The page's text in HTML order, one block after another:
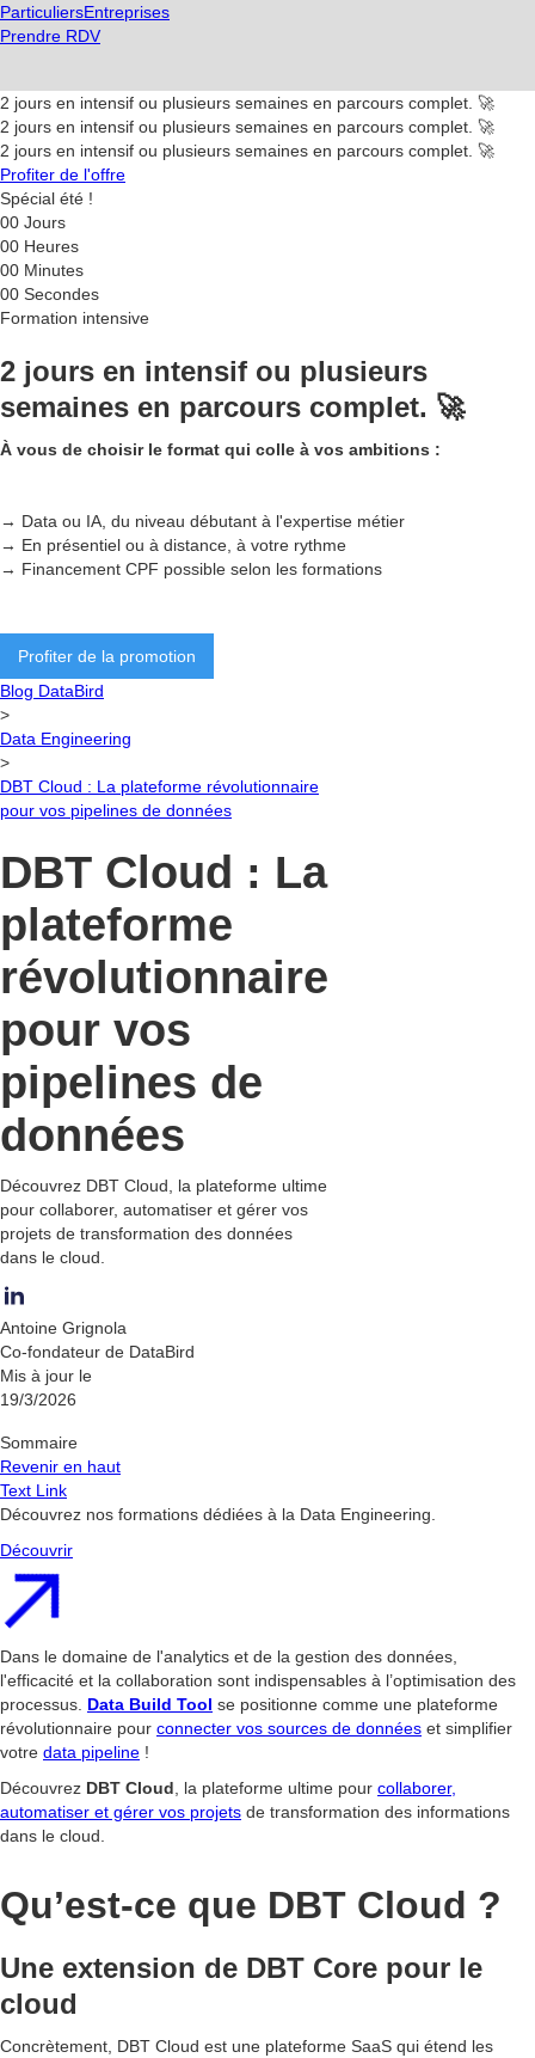
ParticuliersEntreprises
Prendre RDV
2 jours en intensif ou plusieurs semaines en parcours complet. 🚀
2 jours en intensif ou plusieurs semaines en parcours complet. 🚀
2 jours en intensif ou plusieurs semaines en parcours complet. 🚀
Profiter de l'offre
Spécial été !
00 Jours
00 Heures
00 Minutes
00 Secondes
Formation intensive
2 jours en intensif ou plusieurs
semaines en parcours complet. 🚀
À vous de choisir le format qui colle à vos ambitions :
→ Data ou IA, du niveau débutant à l'expertise métier
→ En présentiel ou à distance, à votre rythme
→ Financement CPF possible selon les formations
Profiter de la promotion
Blog DataBird
>
Data Engineering
>
DBT Cloud : La plateforme révolutionnaire
pour vos pipelines de données
DBT Cloud : La
plateforme
révolutionnaire
pour vos
pipelines de
données
Découvrez DBT Cloud, la plateforme ultime
pour collaborer, automatiser et gérer vos
projets de transformation des données
dans le cloud.
Antoine Grignola
Co-fondateur de DataBird
Mis à jour le
19/3/2026
Sommaire
Revenir en haut
Text Link
Découvrez nos formations dédiées à la Data Engineering.
Découvrir
Dans le domaine de l'analytics et de la gestion des données,
l'efficacité et la collaboration sont indispensables à l’optimisation des
processus. Data Build Tool se positionne comme une plateforme
révolutionnaire pour connecter vos sources de données et simplifier
votre data pipeline !
Découvrez DBT Cloud , la plateforme ultime pour collaborer,
automatiser et gérer vos projets de transformation des informations
dans le cloud.
Qu’est-ce que DBT Cloud ?
Une extension de DBT Core pour le
cloud
Concrètement, DBT Cloud est une plateforme SaaS qui étend les